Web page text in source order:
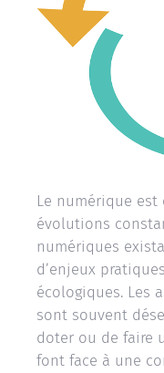
Le numérique
évolutions
numériques
d’enjeux
écologiques. Les
sont souvent
doter ou de faire
font face à une